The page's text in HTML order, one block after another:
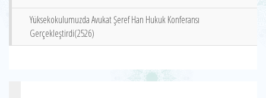
Yüksekokulumuzda Avukat Şeref Han Hukuk Konferansı
Gerçekleştirdi(2526)